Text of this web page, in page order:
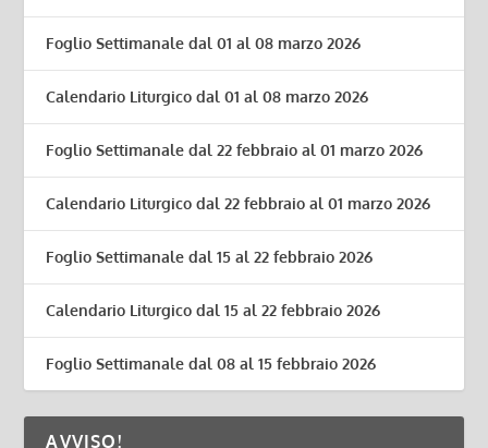
Foglio Settimanale dal 01 al 08 marzo 2026
Calendario Liturgico dal 01 al 08 marzo 2026
Foglio Settimanale dal 22 febbraio al 01 marzo 2026
Calendario Liturgico dal 22 febbraio al 01 marzo 2026
Foglio Settimanale dal 15 al 22 febbraio 2026
Calendario Liturgico dal 15 al 22 febbraio 2026
Foglio Settimanale dal 08 al 15 febbraio 2026
AVVISO!